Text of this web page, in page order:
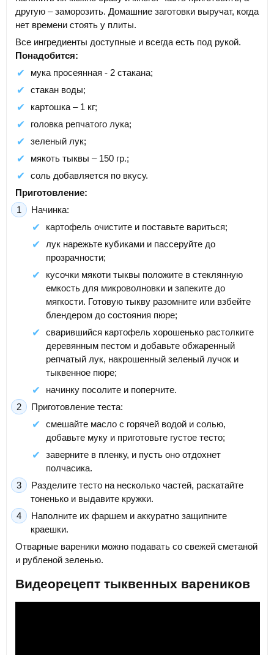
другую – заморозить. Домашние заготовки выручат, когда
нет времени стоять у плиты.
Все ингредиенты доступные и всегда есть под рукой.
Понадобится:
мука просеянная - 2 стакана;
стакан воды;
картошка – 1 кг;
головка репчатого лука;
зеленый лук;
мякоть тыквы – 150 гр.;
соль добавляется по вкусу.
Приготовление:
Начинка:
картофель очистите и поставьте вариться;
лук нарежьте кубиками и пассеруйте до
прозрачности;
кусочки мякоти тыквы положите в стеклянную
емкость для микроволновки и запеките до
мягкости. Готовую тыкву разомните или взбейте
блендером до состояния пюре;
сварившийся картофель хорошенько растолките
деревянным пестом и добавьте обжаренный
репчатый лук, накрошенный зеленый лучок и
тыквенное пюре;
начинку посолите и поперчите.
Приготовление теста:
смешайте масло с горячей водой и солью,
добавьте муку и приготовьте густое тесто;
заверните в пленку, и пусть оно отдохнет
полчасика.
Разделите тесто на несколько частей, раскатайте
тоненько и выдавите кружки.
Наполните их фаршем и аккуратно защипните
краешки.
Отварные вареники можно подавать со свежей сметаной
и рубленой зеленью.
Видеорецепт тыквенных вареников